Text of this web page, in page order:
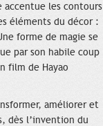
accentue les contours
éléments du décor :
forme de magie se
par son habile coup
film de Hayao
améliorer et
dès l’invention du